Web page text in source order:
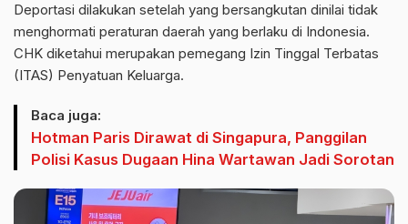
Deportasi dilakukan setelah yang bersangkutan dinilai tidak
menghormati peraturan daerah yang berlaku di Indonesia.
CHK diketahui merupakan pemegang Izin Tinggal Terbatas
(ITAS) Penyatuan Keluarga.
Baca juga:
Hotman Paris Dirawat di Singapura, Panggilan
Polisi Kasus Dugaan Hina Wartawan Jadi Sorotan